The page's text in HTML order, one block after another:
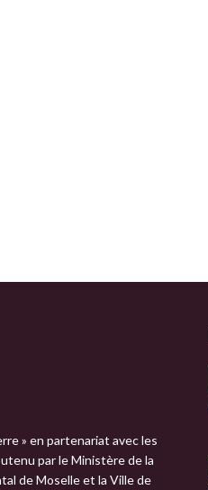
» en partenariat avec les
par le Ministère de la
de Moselle et la Ville de